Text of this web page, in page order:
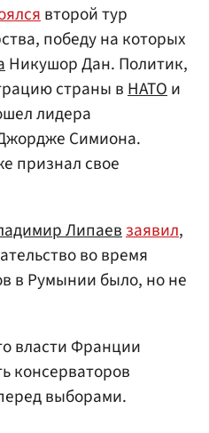
второй тур
победу на которых
Никушор Дан. Политик,
страны в НАТО и
лидера
Симиона.
признал свое
Липаевзаявил,
во время
в Румынии было, но не
власти Франции
консерваторов
выборами.